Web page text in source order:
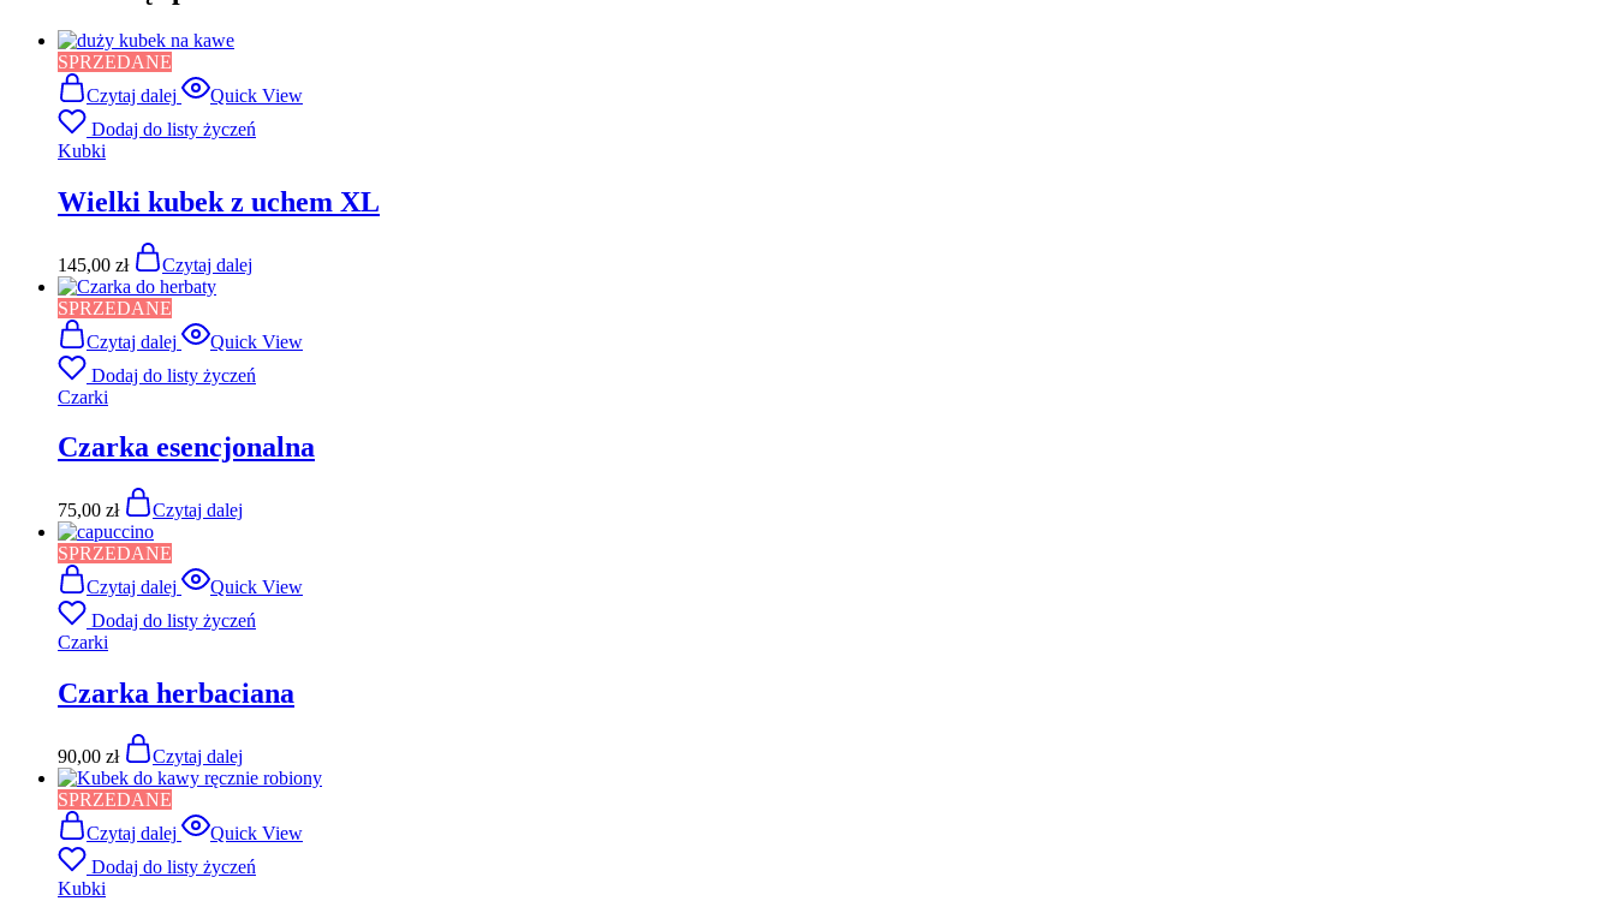
SPRZEDANE
Czytaj dalej
Quick View
Dodaj do listy życzeń
Kubki
Wielki kubek z uchem XL
145,00 zł Czytaj dalej
SPRZEDANE
Czytaj dalej
Quick View
Dodaj do listy życzeń
Czarki
Czarka esencjonalna
75,00 zł Czytaj dalej
SPRZEDANE
Czytaj dalej
Quick View
Dodaj do listy życzeń
Czarki
Czarka herbaciana
90,00 zł Czytaj dalej
SPRZEDANE
Czytaj dalej
Quick View
Dodaj do listy życzeń
Kubki